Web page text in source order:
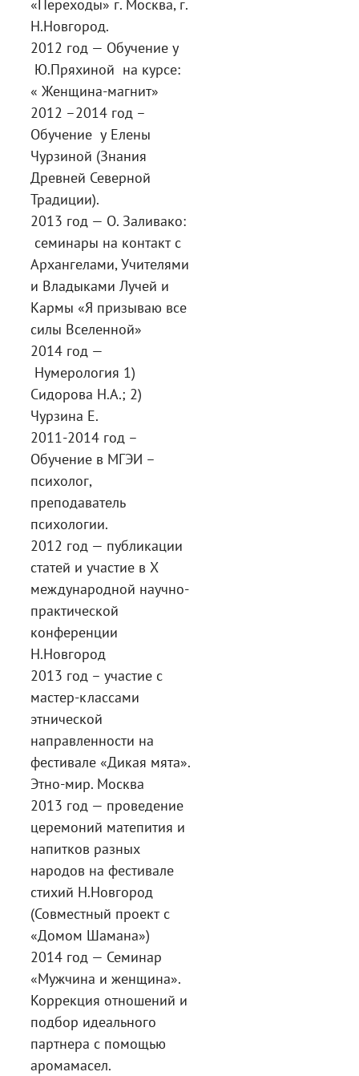
«Переходы» г. Москва, г.
Н.Новгород.
2012 год — Обучение у
Ю.Пряхиной на курсе:
« Женщина-магнит»
2012 –2014 год –
Обучение у Елены
Чурзиной (Знания
Древней Северной
Традиции).
2013 год — О. Заливако:
семинары на контакт с
Архангелами, Учителями
и Владыками Лучей и
Кармы «Я призываю все
силы Вселенной»
2014 год —
Нумерология 1)
Сидорова Н.А.; 2)
Чурзина Е.
2011-2014 год –
Обучение в МГЭИ –
психолог,
преподаватель
психологии.
2012 год — публикации
статей и участие в Х
международной научно-
практической
конференции
Н.Новгород
2013 год – участие с
мастер-классами
этнической
направленности на
фестивале «Дикая мята».
Этно-мир. Москва
2013 год — проведение
церемоний матепития и
напитков разных
народов на фестивале
стихий Н.Новгород
(Совместный проект с
«Домом Шамана»)
2014 год — Семинар
«Мужчина и женщина».
Коррекция отношений и
подбор идеального
партнера с помощью
аромамасел.